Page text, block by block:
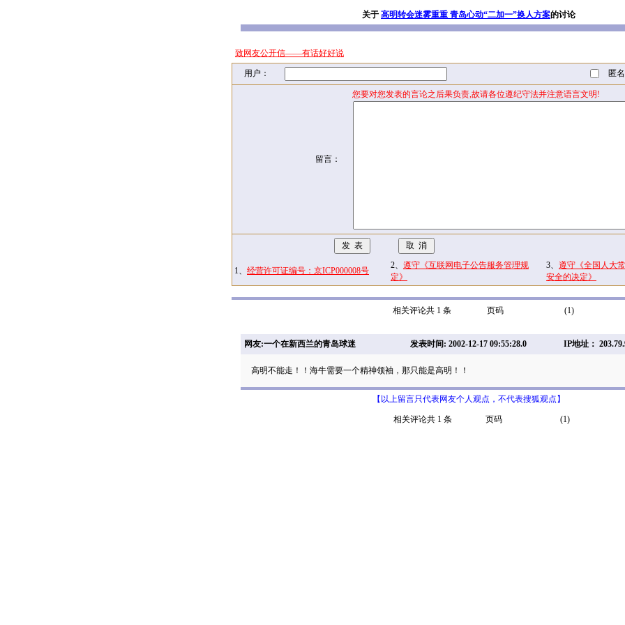
关于 高明转会迷雾重重 青岛心动“二加一”换人方案的讨论
致网友公开信——有话好好说
用户： 匿
留言：
您要对您发表的言论之后果负责,故请各位遵纪守法并注意语言文明!
1、 经营许可证编号：京ICP000008号
2、 遵守《互联网电子公告服务管理规
定》
3、 遵守《全国人大
安全的决定》
相关评论共 1 条 页码 (1)
网友:一个在新西兰的青岛球迷 发表时间: 2002-12-17 09:55:28.0 IP地址：
高明不能走！！海牛需要一个精神领袖，那只能是高明！！
【以上留言只代表网友个人观点，不代表搜狐观点】
相关评论共 1 条 页码 (1)